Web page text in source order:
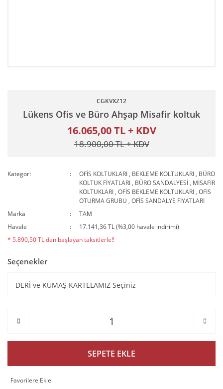
CGKVXZ12
Lükens Ofis ve Büro Ahşap Misafir koltuk
16.065,00 TL + KDV
18.900,00 TL + KDV
Kategori OFİS KOLTUKLARI , BEKLEME KOLTUKLARI , BÜRO
KOLTUK FİYATLARI , BÜRO SANDALYESİ , MİSAFİR
KOLTUKLARI ,OFİS BEKLEME KOLTUKLARI ,OFİS
OTURMA GRUBU ,OFİS SANDALYE FİYATLARI
Marka
TAM
Havale
17.141,36 TL (%3,00 havale indirimi)
* 5.890,50 TL den başlayan taksitlerle!!
Seçenekler
SEPETE EKLE